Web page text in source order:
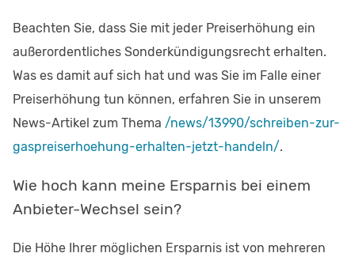
Beachten Sie, dass Sie mit jeder Preiserhöhung ein
außerordentliches Sonderkündigungsrecht erhalten.
Was es damit auf sich hat und was Sie im Falle einer
Preiserhöhung tun können, erfahren Sie in unserem
News-Artikel zum Thema /news/13990/schreiben-zur-
gaspreiserhoehung-erhalten-jetzt-handeln/.
Wie hoch kann meine Ersparnis bei einem
Anbieter-Wechsel sein?
Die Höhe Ihrer möglichen Ersparnis ist von mehreren